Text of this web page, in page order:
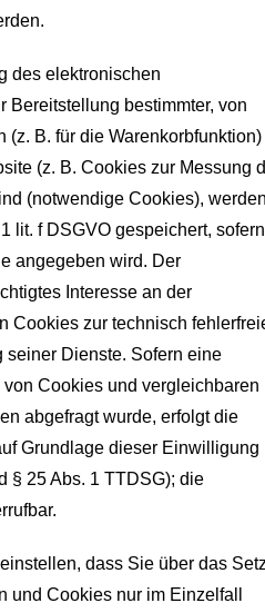
des elektronischen
Bereitstellung bestimmter, von
(z. B. für die Warenkorbfunktion)
(z. B. Cookies zur Messung
(notwendige Cookies),
lit. f DSGVO gespeichert, sofern
angegeben wird. Der
Interesse an der
Cookies zur technisch
seiner Dienste. Sofern eine
Cookies und vergleichbaren
abgefragt wurde, erfolgt die
Grundlage dieser Einwilligung
§ 25 Abs. 1 TTDSG); die
dass Sie über das
und Cookies nur im Einzelfall